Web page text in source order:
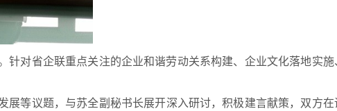
对省企联重点关注的企业和谐劳动关系构建、企业文化落地实施
等议题，与苏全副秘书长展开深入研讨，积极建言献策，双方在